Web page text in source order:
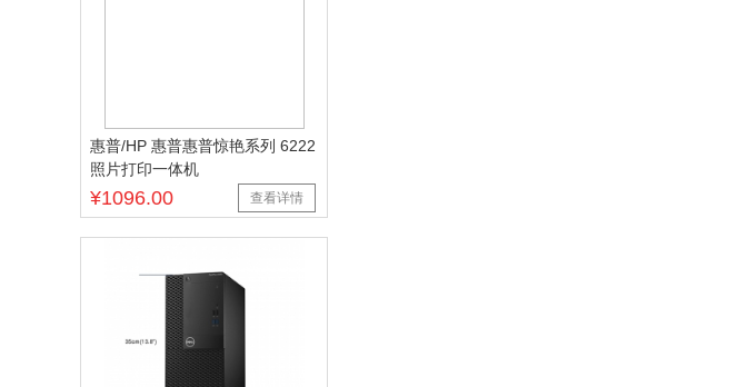
惠普/HP 惠普惠普惊艳系列 6222
照片打印一体机
¥1096.00 查看详情